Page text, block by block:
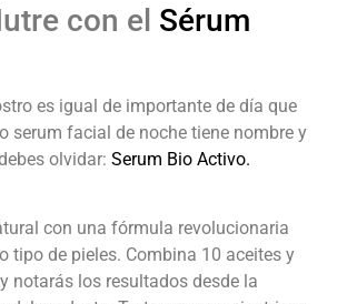
con el Sérum
es igual de importante de día que
serum facial de noche tiene nombre y
olvidar: Serum Bio Activo.
con una fórmula revolucionaria
tipo de pieles. Combina 10 aceites y
notarás los resultados desde la